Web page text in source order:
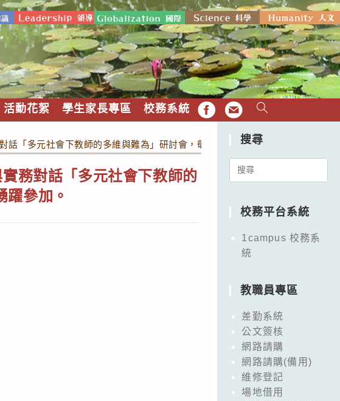
活動花絮 學生家長專區 校務系統 FB EMAIL
話「多元社會下教師的多維與難為」研討會，敬請教師、實習生、師培生踴躍
務對話「多元社會下教師的
躍參加。
搜尋
Search
校務平台系統
1campus 校務系
統
教職員專區
差勤系統
公文簽核
網路請購
網路請購(備用)
維修登記
場地借用